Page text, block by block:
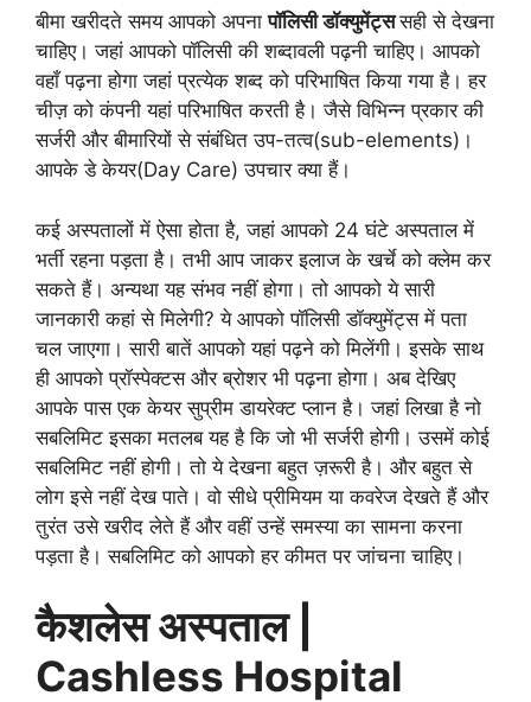
बीमा खरीदते समय आपको अपनापॉलिसी डॉक्युमेंट्ससही से देखना
चाहिए। जहां आपको पॉलिसी की शब्दावली पढ़नी चाहिए। आपको
वहाँ पढ़ना होगा जहां प्रत्येक शब्द को परिभाषित किया गया है। हर
चीज़ को कंपनी यहां परिभाषित करती है। जैसे विभिन्न प्रकार की
सर्जरी और बीमारियों से संबंधित उप-तत्व(sub-elements)।
आपके डे केयर(Day Care) उपचार क्या हैं।
कई अस्पतालों में ऐसा होता है, जहां आपको 24 घंटे अस्पताल में
भर्ती रहना पड़ता है। तभी आप जाकर इलाज के खर्चे को क्लेम कर
सकते हैं। अन्यथा यह संभव नहीं होगा। तो आपको ये सारी
जानकारी कहां से मिलेगी? ये आपको पॉलिसी डॉक्युमेंट्स में पता
चल जाएगा। सारी बातें आपको यहां पढ़ने को मिलेंगी। इसके साथ
ही आपको प्रॉस्पेक्टस और ब्रोशर भी पढ़ना होगा। अब देखिए
आपके पास एक केयर सुप्रीम डायरेक्ट प्लान है। जहां लिखा है नो
सबलिमिट इसका मतलब यह है कि जो भी सर्जरी होगी। उसमें कोई
सबलिमिट नहीं होगी। तो ये देखना बहुत ज़रूरी है। और बहुत से
लोग इसे नहीं देख पाते। वो सीधे प्रीमियम या कवरेज देखते हैं और
तुरंत उसे खरीद लेते हैं और वहीं उन्हें समस्या का सामना करना
पड़ता है। सबलिमिट को आपको हर कीमत पर जांचना चाहिए।
कैशलेस अस्पताल |
Cashless Hospital